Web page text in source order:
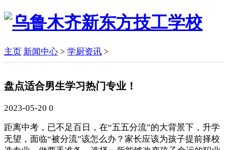
主页 新闻中心 > 学厨资讯 >
盘点适合男生学习热门专业！
2023-05-20 0
距离中考，已不足百日，在“五五分流”的大背景下，升学
无望，面临“被分流”该怎么办？家长应该为孩子提前择校